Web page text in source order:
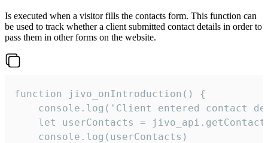
Is executed when a visitor fills the contacts form. This function can
be used to track whether a client submitted contact details in order to
pass them in other forms on the website.
function jivo_onIntroduction() {
console.log('Client entered contact
let userContacts =
    console.log(userContacts)